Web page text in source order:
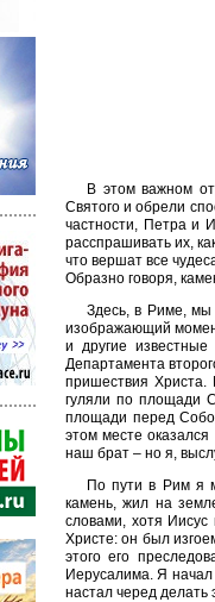
В этом важном
Святого и обрели
частности, Петра и
расспрашивать их,
что вершат все
Образно говоря,
Здесь, в Риме, мы
изображающий
и другие
Департамента
пришествия Христа.
гуляли по площади
площади перед
этом месте
наш брат – но я,
По пути в Рим я
камень, жил на
словами, хотя
Христе: он был
этого его
Иерусалима. Я
настал черед делать